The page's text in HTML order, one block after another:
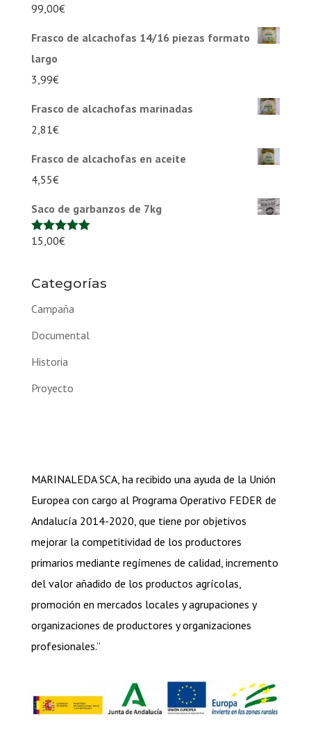
99,00€
Frasco de alcachofas 14/16 piezas formato
largo
3,99€
Frasco de alcachofas marinadas
2,81€
Frasco de alcachofas en aceite
4,55€
Saco de garbanzos de 7kg
Valorado en
15,00€
Categorías
Campaña
Documental
Historia
Proyecto
MARINALEDA SCA, ha recibido una ayuda de la Unión
Europea con cargo al Programa Operativo FEDER de
Andalucía 2014-2020, que tiene por objetivos
mejorar la competitividad de los productores
primarios mediante regímenes de calidad, incremento
del valor añadido de los productos agrícolas,
promoción en mercados locales y agrupaciones y
organizaciones de productores y organizaciones
profesionales.”